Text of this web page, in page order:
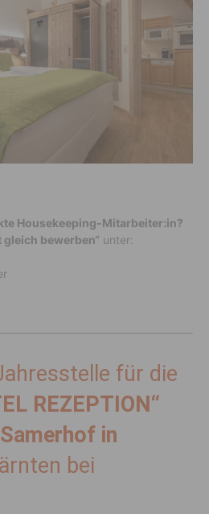
Housekeeping-Mitarbeiter:in?
gleich bewerben“ unter:
für die
REZEPTION“
in
bei